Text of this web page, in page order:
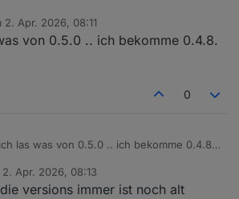
2. Apr. 2026, 08:11
von
von 0.5.0 .. ich bekomme 0.4.8.
0
ich las was von 0.5.0 .. ich bekomme 0.4.8.
2. Apr. 2026, 08:13
von
versions immer ist noch alt